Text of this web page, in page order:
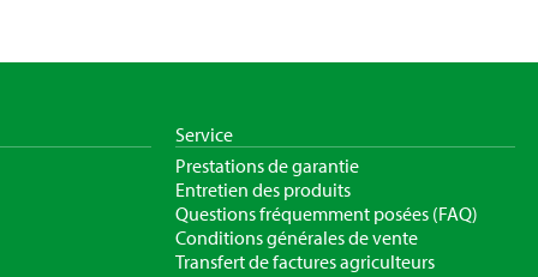
Service
Prestations de garantie
Entretien des produits
Questions fréquemment posées (FAQ)
Conditions générales de vente
Transfert de factures agriculteurs